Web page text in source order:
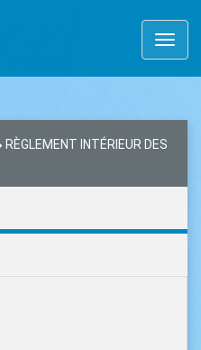
RÈGLEMENT INTÉRIEUR DES